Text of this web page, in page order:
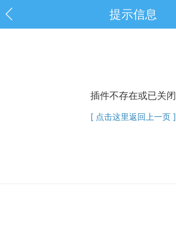
提示信息
插件不存在或已关闭
[ 点击这里返回上一页 ]